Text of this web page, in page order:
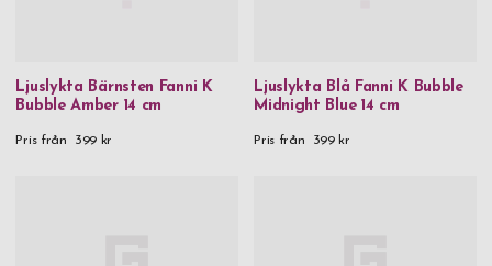
Ljuslykta Bärnsten Fanni K
Bubble Amber 14 cm
Pris från 399 kr
Ljuslykta Blå Fanni K Bubble
Midnight Blue 14 cm
Pris från 399 kr